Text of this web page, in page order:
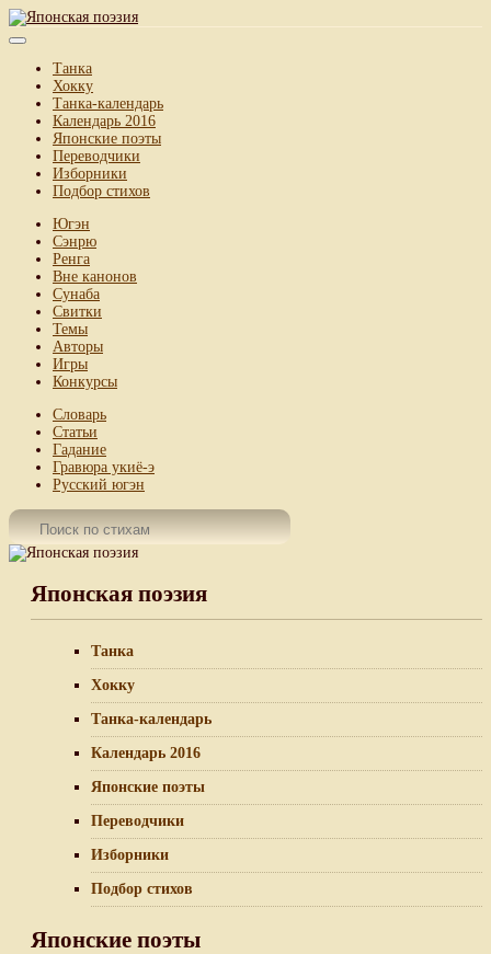
Танка
Хокку
Танка-календарь
Календарь 2016
Японские поэты
Переводчики
Изборники
Подбор стихов
Югэн
Сэнрю
Ренга
Вне канонов
Сунаба
Свитки
Темы
Авторы
Игры
Конкурсы
Словарь
Статьи
Гадание
Гравюра укиё-э
Русский югэн
Японская поэзия
Танка
Хокку
Танка-календарь
Календарь 2016
Японские поэты
Переводчики
Изборники
Подбор стихов
Японские поэты